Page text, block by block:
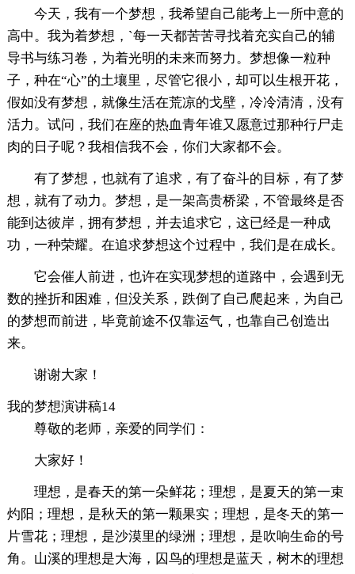
今天，我有一个梦想，我希望自己能考上一所中意的
高中。我为着梦想，`每一天都苦苦寻找着充实自己的辅
导书与练习卷，为着光明的未来而努力。梦想像一粒种
子，种在“心”的土壤里，尽管它很小，却可以生根开花，
假如没有梦想，就像生活在荒凉的戈壁，冷冷清清，没有
活力。试问，我们在座的热血青年谁又愿意过那种行尸走
肉的日子呢？我相信我不会，你们大家都不会。
有了梦想，也就有了追求，有了奋斗的目标，有了梦
想，就有了动力。梦想，是一架高贵桥梁，不管最终是否
能到达彼岸，拥有梦想，并去追求它，这已经是一种成
功，一种荣耀。在追求梦想这个过程中，我们是在成长。
它会催人前进，也许在实现梦想的道路中，会遇到无
数的挫折和困难，但没关系，跌倒了自己爬起来，为自己
的梦想而前进，毕竟前途不仅靠运气，也靠自己创造出
来。
谢谢大家！
我的梦想演讲稿14
尊敬的老师，亲爱的同学们：
大家好！
理想，是春天的第一朵鲜花；理想，是夏天的第一束
灼阳；理想，是秋天的第一颗果实；理想，是冬天的第一
片雪花；理想，是沙漠里的绿洲；理想，是吹响生命的号
角。山溪的理想是大海，囚鸟的理想是蓝天，树木的理想